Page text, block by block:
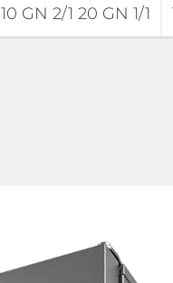
10 GN 2/1 20 GN 1/1